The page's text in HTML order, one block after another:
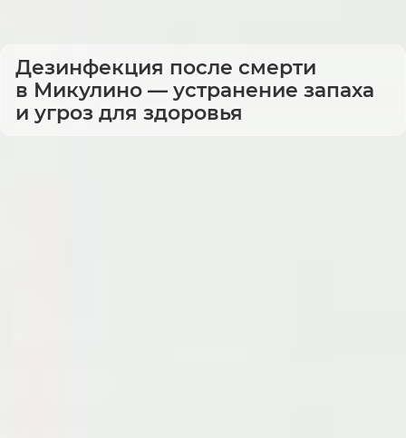
Дезинфекция после смерти
в Микулино — устранение запаха
и угроз для здоровья